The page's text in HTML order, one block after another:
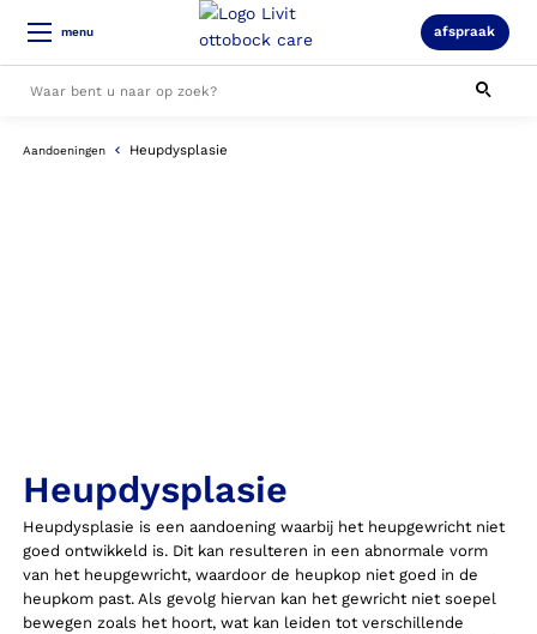
menu afspraak
Alle resultaten
Aandoeningen Heupdysplasie
Heupdysplasie
Heupdysplasie is een aandoening waarbij het heupgewricht niet
goed ontwikkeld is. Dit kan resulteren in een abnormale vorm
van het heupgewricht, waardoor de heupkop niet goed in de
heupkom past. Als gevolg hiervan kan het gewricht niet soepel
bewegen zoals het hoort, wat kan leiden tot verschillende